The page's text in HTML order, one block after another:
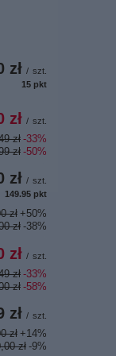
zł / szt.
15 pkt
zł / szt.
zł -33%
zł -50%
zł / szt.
149.95 pkt
zł +50%
zł -38%
zł / szt.
zł -33%
zł -58%
zł / szt.
zł +14%
zł -9%